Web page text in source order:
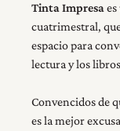
Tinta Impresa
cuatrimestral,
espacio para
lectura y los
Convencidos de
es la mejor